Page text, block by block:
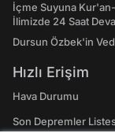
İçme Suyuna Kur'an-
İlimizde 24 Saat
Dursun Özbek'in
Hızlı Erişim
Hava Durumu
Son Depremler